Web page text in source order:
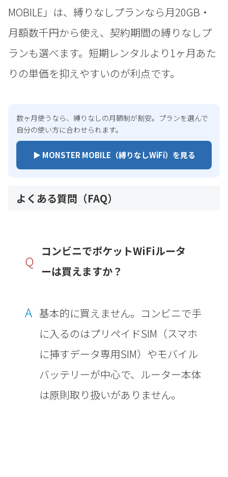
MOBILE」は、縛りなしプランなら月20GB・
月額数千円から使え、契約期間の縛りなしプ
ランも選べます。短期レンタルより1ヶ月あた
りの単価を抑えやすいのが利点です。
数ヶ月使うなら、縛りなしの月額制が割安。プランを選んで
自分の使い方に合わせられます。
▶ MONSTER MOBILE（縛りなしWiFi）を見る
よくある質問（FAQ）
Q
コンビニでポケットWiFiルータ
ーは買えますか？
A 基本的に買えません。コンビニで手
に入るのはプリペイドSIM（スマホ
に挿すデータ専用SIM）やモバイル
バッテリーが中心で、ルーター本体
は原則取り扱いがありません。